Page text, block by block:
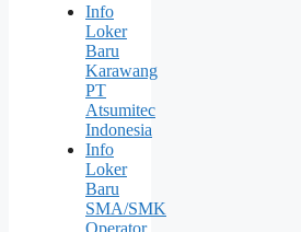
Info
Loker
Baru
Karawang
PT
Atsumitec
Indonesia
Info
Loker
Baru
SMA/SMK
Operator